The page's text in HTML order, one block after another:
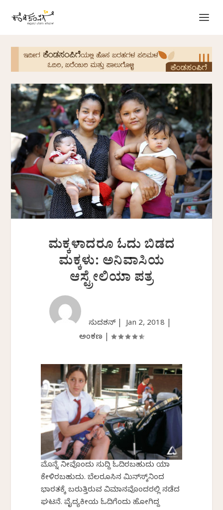
ಮಕ್ಕಳಾದರೂ ಓದು ಬಿಡದ
ಮಕ್ಕಳು: ಅನಿವಾಸಿಯ
ಆಸ್ಟ್ರೇಲಿಯಾ ಪತ್ರ
ಸುದರ್ಶನ್ |Jan 2, 2018
ಅಂಕಣ
ಮೊನ್ನೆ ನೀವೊಂದು ಸುದ್ದಿ ಓದಿರಬಹುದು ಯಾ
ಕೇಳಿರಬಹುದು. ಬೆಲರೂಸಿನ ಮಿನ್‌ಸ್ಕ್‌ನಿಂದ
ಭಾರತಕ್ಕೆ ಬರುತ್ತಿರುವ ವಿಮಾನವೊಂದರಲ್ಲಿ ನಡೆದ
ಘಟನೆ. ವೈದ್ಯಕೀಯ ಓದಿಗೆಂದು ಹೋಗಿದ್ದ